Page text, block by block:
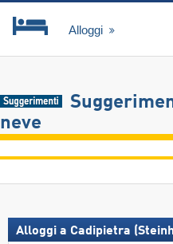
Alloggi
neve
Alloggi a Cadipietra